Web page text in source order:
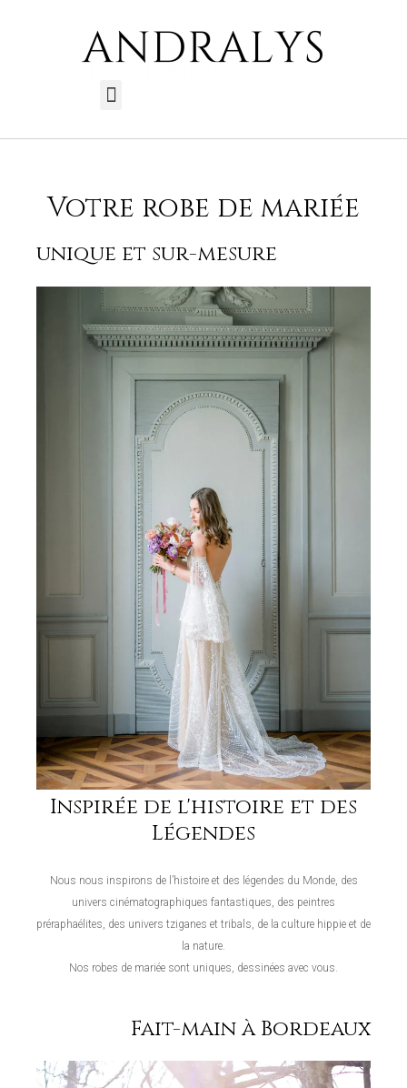
Menu
Votre robe de mariée
unique et sur-mesure
Inspirée de l'histoire et des
Légendes
Nous nous inspirons de l’histoire et des légendes du Monde, des
univers cinématographiques fantastiques, des peintres
préraphaélites, des univers tziganes et tribals, de la culture hippie et de
la nature.
Nos robes de mariée sont uniques, dessinées avec vous.
Fait-main à Bordeaux